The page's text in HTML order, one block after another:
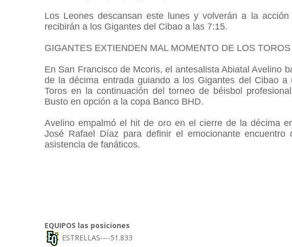
Los Leones descansan este lunes y volverán a la
recibirán a los Gigantes del Cibao a las 7:15.
GIGANTES EXTIENDEN MAL MOMENTO DE LOS TOROS
En San Francisco de Mcoris, el antesalista Abiatal Avelino
de la décima entrada guiando a los Gigantes del Cibao
Toros en la continuación del torneo de béisbol
Busto en opción a la copa Banco BHD.
Avelino empalmó el hit de oro en el cierre de la décima
José Rafael Díaz para definir el emocionante
asistencia de fanáticos.
EQUIPOS las posiciones
ESTRELLAS----51.833